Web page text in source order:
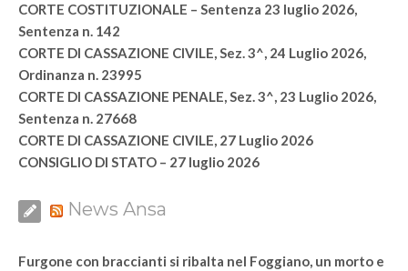
CORTE COSTITUZIONALE – Sentenza 23 luglio 2026,
Sentenza n. 142
CORTE DI CASSAZIONE CIVILE, Sez. 3^, 24 Luglio 2026,
Ordinanza n. 23995
CORTE DI CASSAZIONE PENALE, Sez. 3^, 23 Luglio 2026,
Sentenza n. 27668
CORTE DI CASSAZIONE CIVILE, 27 Luglio 2026
CONSIGLIO DI STATO – 27 luglio 2026
News Ansa
Furgone con braccianti si ribalta nel Foggiano, un morto e